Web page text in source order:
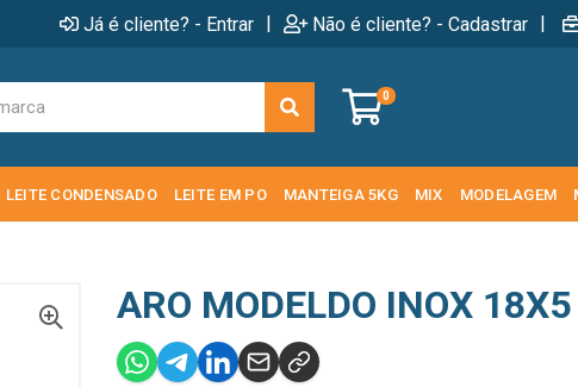
Já é cliente? - Entrar | Não é cliente? - Cadastrar |
0
LEITE CONDENSADO LEITE EM PO MANTEIGA 5KG MIX MODELAGEM
ARO MODELDO INOX